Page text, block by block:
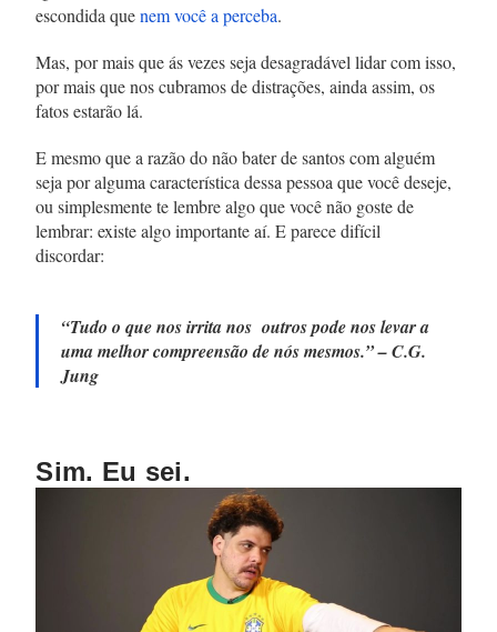
escondida quenem você a perceba.
Mas, por mais que ás vezes seja desagradável lidar com isso,
por mais que nos cubramos de distrações, ainda assim, os
fatos estarão lá.
E mesmo que a razão do não bater de santos com alguém
seja por alguma característica dessa pessoa que você deseje,
ou simplesmente te lembre algo que você não goste de
lembrar: existe algo importante aí. E parece difícil
discordar:
“Tudo o que nos irrita nos outros pode nos levar a
uma melhor compreensão de nós mesmos.”– C.G.
Jung
Sim. Eu sei.